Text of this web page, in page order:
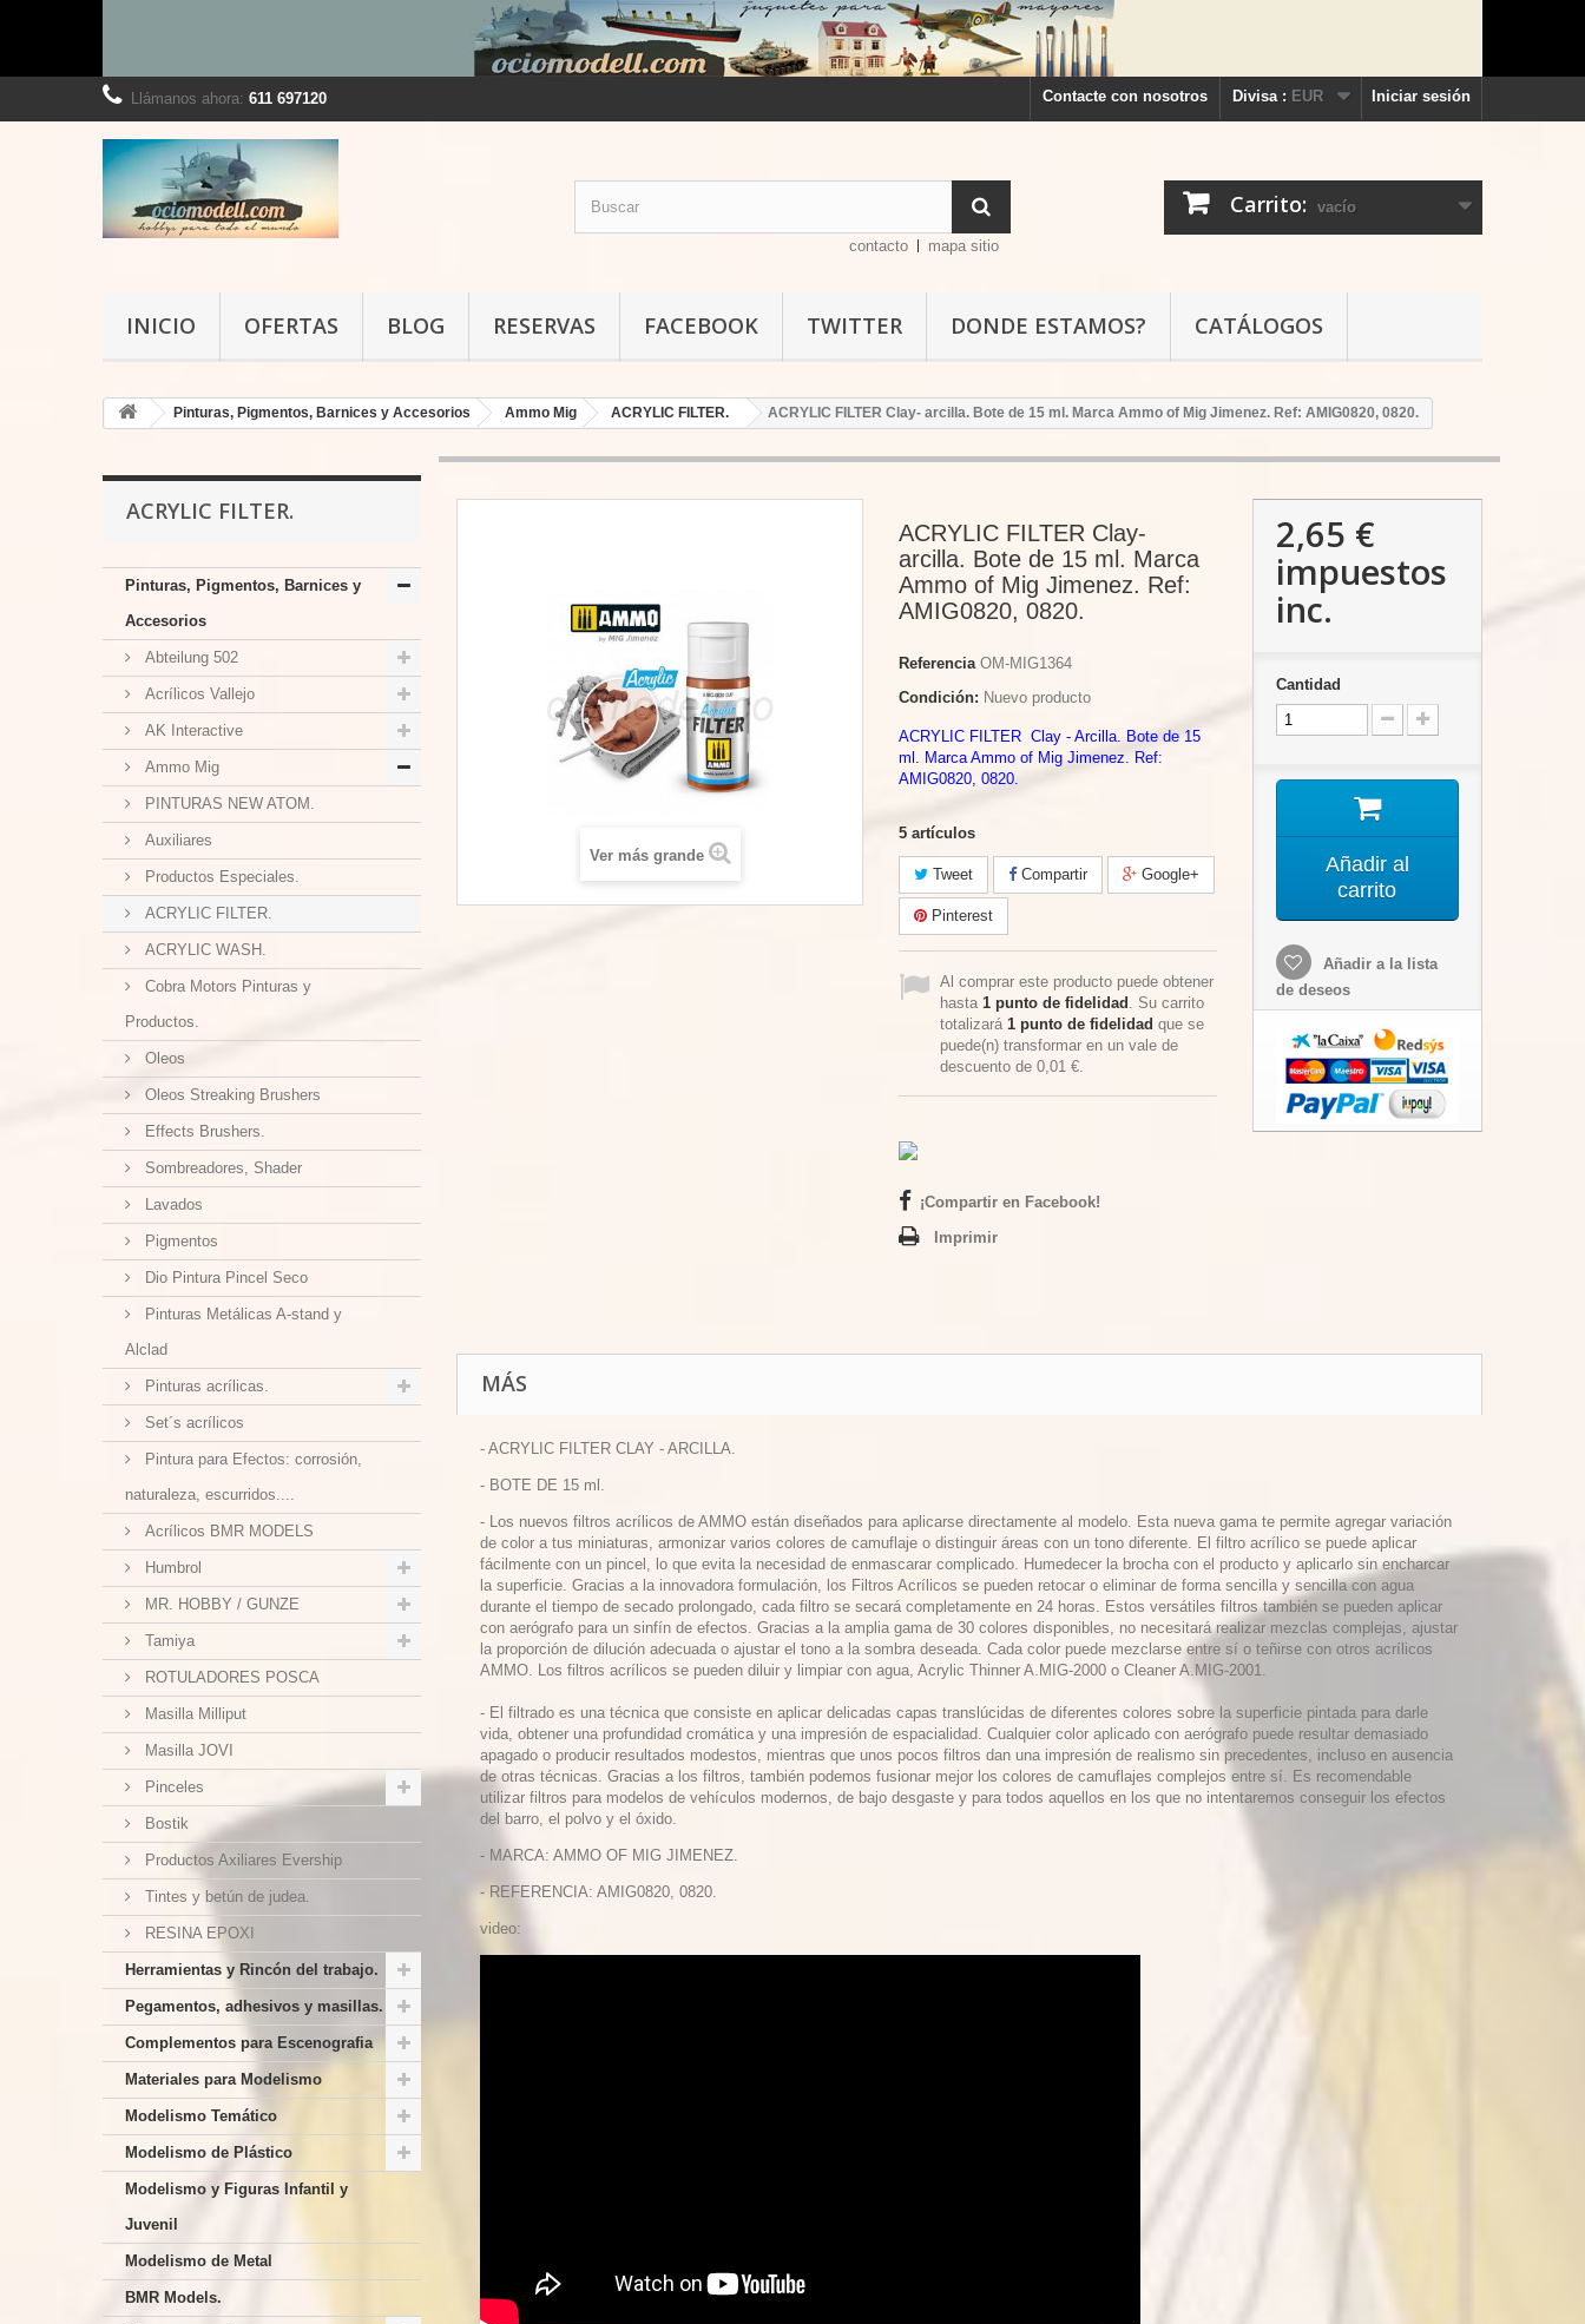
Iniciar sesión
Divisa : EUR
Contacte con nosotros
Llámanos ahora: 611 697120
Carrito: vacío
contacto mapa sitio
INICIO OFERTAS BLOG RESERVAS FACEBOOK TWITTER DONDE ESTAMOS? CATÁLOGOS
Pinturas, Pigmentos, Barnices y Accesorios Ammo Mig ACRYLIC FILTER. ACRYLIC FILTER Clay- arcilla. Bote de 15 ml. Marca Ammo of Mig Jimenez. Ref: AMIG0820, 0820.
ACRYLIC FILTER.
Pinturas, Pigmentos, Barnices y
Accesorios
Abteilung 502
Acrílicos Vallejo
AK Interactive
Ammo Mig
PINTURAS NEW ATOM.
Auxiliares
Productos Especiales.
ACRYLIC FILTER.
ACRYLIC WASH.
Cobra Motors Pinturas y
Productos.
Oleos
Oleos Streaking Brushers
Effects Brushers.
Sombreadores, Shader
Lavados
Pigmentos
Dio Pintura Pincel Seco
Pinturas Metálicas A-stand y
Alclad
Pinturas acrílicas.
Set´s acrílicos
Pintura para Efectos: corrosión,
naturaleza, escurridos....
Acrílicos BMR MODELS
Humbrol
MR. HOBBY / GUNZE
Tamiya
ROTULADORES POSCA
Masilla Milliput
Masilla JOVI
Pinceles
Bostik
Productos Axiliares Evership
Tintes y betún de judea.
RESINA EPOXI
Herramientas y Rincón del trabajo.
Pegamentos, adhesivos y masillas.
Complementos para Escenografia
Materiales para Modelismo
Modelismo Temático
Modelismo de Plástico
Modelismo y Figuras Infantil y
Juvenil
Modelismo de Metal
BMR Models.
Ver más grande
ACRYLIC FILTER Clay-
arcilla. Bote de 15 ml. Marca
Ammo of Mig Jimenez. Ref:
AMIG0820, 0820.
Referencia OM-MIG1364
Condición: Nuevo producto
ACRYLIC FILTER Clay - Arcilla. Bote de 15
ml. Marca Ammo of Mig Jimenez. Ref:
AMIG0820, 0820.
5 artículos
Tweet Compartir Google+
Pinterest
Al comprar este producto puede obtener
hasta 1 punto de fidelidad . Su carrito
totalizará 1 punto de fidelidad que se
puede(n) transformar en un vale de
descuento de 0,01 €.
¡Compartir en Facebook!
Imprimir
2,65 €
impuestos
inc.
Cantidad
Añadir al
carrito
Añadir a la lista
de deseos
MÁS
- ACRYLIC FILTER CLAY - ARCILLA.
- BOTE DE 15 ml.
- Los nuevos filtros acrílicos de AMMO están diseñados para aplicarse directamente al modelo. Esta nueva gama te permite agregar variación
de color a tus miniaturas, armonizar varios colores de camuflaje o distinguir áreas con un tono diferente. El filtro acrílico se puede aplicar
fácilmente con un pincel, lo que evita la necesidad de enmascarar complicado. Humedecer la brocha con el producto y aplicarlo sin encharcar
la superficie. Gracias a la innovadora formulación, los Filtros Acrílicos se pueden retocar o eliminar de forma sencilla y sencilla con agua
durante el tiempo de secado prolongado, cada filtro se secará completamente en 24 horas. Estos versátiles filtros también se pueden aplicar
con aerógrafo para un sinfín de efectos. Gracias a la amplia gama de 30 colores disponibles, no necesitará realizar mezclas complejas, ajustar
la proporción de dilución adecuada o ajustar el tono a la sombra deseada. Cada color puede mezclarse entre sí o teñirse con otros acrílicos
AMMO. Los filtros acrílicos se pueden diluir y limpiar con agua, Acrylic Thinner A.MIG-2000 o Cleaner A.MIG-2001.
- El filtrado es una técnica que consiste en aplicar delicadas capas translúcidas de diferentes colores sobre la superficie pintada para darle
vida, obtener una profundidad cromática y una impresión de espacialidad. Cualquier color aplicado con aerógrafo puede resultar demasiado
apagado o producir resultados modestos, mientras que unos pocos filtros dan una impresión de realismo sin precedentes, incluso en ausencia
de otras técnicas. Gracias a los filtros, también podemos fusionar mejor los colores de camuflajes complejos entre sí. Es recomendable
utilizar filtros para modelos de vehículos modernos, de bajo desgaste y para todos aquellos en los que no intentaremos conseguir los efectos
del barro, el polvo y el óxido.
- MARCA: AMMO OF MIG JIMENEZ.
- REFERENCIA: AMIG0820, 0820.
video: